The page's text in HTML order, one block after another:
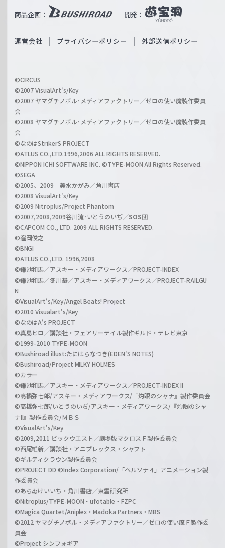
ß
c
a
r
z
商品企画： 開発：
b
O
i
l
h
a
n
l
運営会社 プライバシーポリシー 外部送信ポリシー
©CIRCUS
©2007 VisualArt's/Key
©2007 ヤマグチノボル･メディアファクトリー／ゼロの使い魔製作委員
会
©2008 ヤマグチノボル･メディアファクトリー／ゼロの使い魔製作委員
会
©なのはStrikerS PROJECT
©ATLUS CO.,LTD.1996,2006 ALL RIGHTS RESERVED.
©NIPPON ICHI SOFTWARE INC. ©TYPE-MOON All Rights Reserved.
©SEGA
©2005、2009 美水かがみ／角川書店
©2008 VisualArt's/Key
©2009 Nitroplus/Project Phantom
©2007,2008,2009谷川流･いとうのいぢ／SOS団
©CAPCOM CO., LTD. 2009 ALL RIGHTS RESERVED.
©窪岡俊之
©BNGI
©ATLUS CO.,LTD. 1996,2008
©鎌池和馬／アスキー・メディアワークス／PROJECT-INDEX
©鎌池和馬／冬川基／アスキー・メディアワークス／PROJECT-RAILGU
N
©VisualArt's/Key/Angel Beats! Project
©2010 Visualart's/Key
©なのはA's PROJECT
©真島ヒロ／講談社・フェアリーテイル製作ギルド・テレビ東京
©1999-2010 TYPE-MOON
©Bushiroad illust:たにはらなつき(EDEN'S NOTES)
©Bushiroad/Project MILKY HOLMES
©カラー
©鎌池和馬／アスキー・メディアワークス／PROJECT-INDEX II
©高橋弥七郎/アスキー・メディアワークス/『灼眼のシャナ』製作委員会
©高橋弥七郎/いとうのいぢ/アスキー・メディアワークス/『灼眼のシャ
ナII』製作委員会/ＭＢＳ
©VisualArt's/Key
©2009,2011 ビックウエスト／劇場版マクロスＦ製作委員会
©西尾維新／講談社・アニプレックス・シャフト
©ギルティクラウン製作委員会
©PROJECT DD ©Index Corporation/「ペルソナ４」アニメーション製
作委員会
©あらゐけいいち・角川書店／東雲研究所
©Nitroplus/TYPE-MOON・ufotable・FZPC
©Magica Quartet/Aniplex・Madoka Partners・MBS
©2012 ヤマグチノボル・メディアファクトリー／ゼロの使い魔Ｆ製作委
員会
©Project シンフォギア